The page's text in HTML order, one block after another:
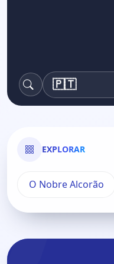
Pesquisa
🇵🇹
EXPLORAR
O Nobre Alcorão